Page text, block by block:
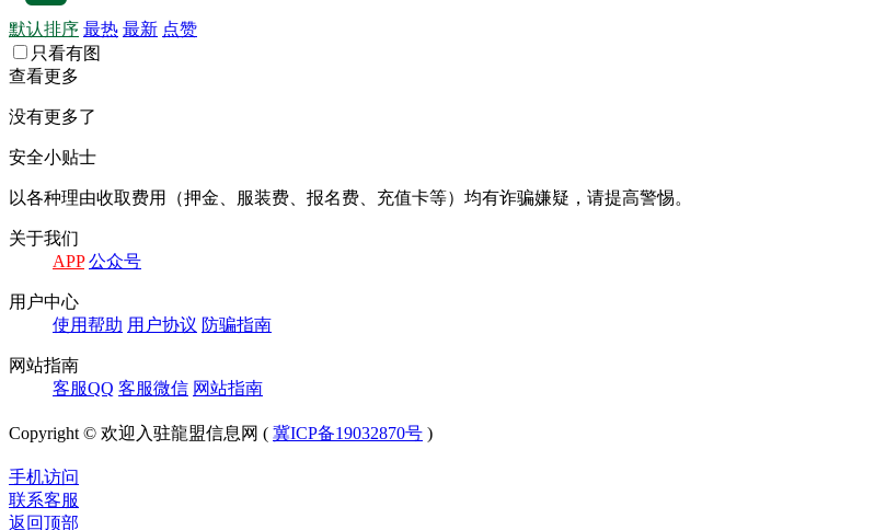
默认排序 最热 最新 点赞
只看有图
查看更多
没有更多了
安全小贴士
以各种理由收取费⽤（押⾦、服装费、报名费、充值卡等）均有诈骗嫌疑，请提⾼警惕。
关于我们
APP 公众号
⽤户中⼼
使⽤帮助 ⽤户协议 防骗指南
⽹站指南
客服QQ 客服微信 ⽹站指南
Copyright © 欢迎入驻龍盟信息网 ( 冀ICP备19032870号 )
手机访问
联系客服
返回顶部